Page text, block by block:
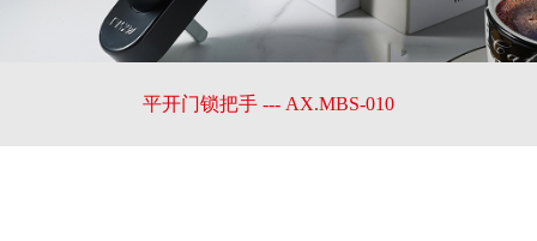
平开门锁把手 --- AX.MBS-010